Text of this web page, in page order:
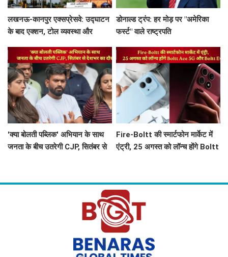
लखनऊ-कानपुर एक्सप्रेसवे: उद्घाटन
के बाद एक्शन, टोल व्यवस्था और
डोनाल्ड ट्रंप: हर मोड़ पर "अमेरिका
फर्स्ट" वाले राष्ट्रपति
'क्या बोलती पब्लिक' अभियान के साथ
जनता के बीच उतरेगी CJP, सितंबर से
Fire-Boltt की स्मार्टफोन मार्केट में
एंट्री, 25 अगस्त को लॉन्च होंगे Boltt